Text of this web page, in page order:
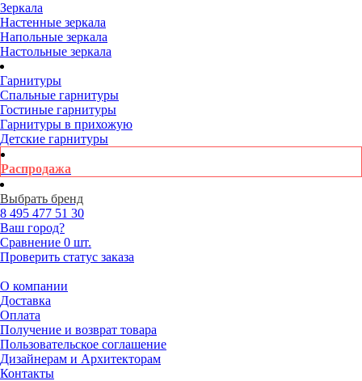
Зеркала
Настенные зеркала
Напольные зеркала
Настольные зеркала
Гарнитуры
Спальные гарнитуры
Гостиные гарнитуры
Гарнитуры в прихожую
Детские гарнитуры
Распродажа
Выбрать бренд
8 495 477 51 30
Ваш город?
Сравнение 0 шт.
Проверить статус заказа
О компании
Доставка
Оплата
Получение и возврат товара
Пользовательское соглашение
Дизайнерам и Архитекторам
Контакты